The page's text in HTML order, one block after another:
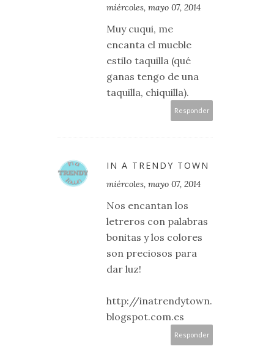
miércoles, mayo 07, 2014
Muy cuqui, me
encanta el mueble
estilo taquilla (qué
ganas tengo de una
taquilla, chiquilla).
Responder
IN A TRENDY TOWN
miércoles, mayo 07, 2014
Nos encantan los
letreros con palabras
bonitas y los colores
son preciosos para
dar luz!
http://inatrendytown.
blogspot.com.es
Responder